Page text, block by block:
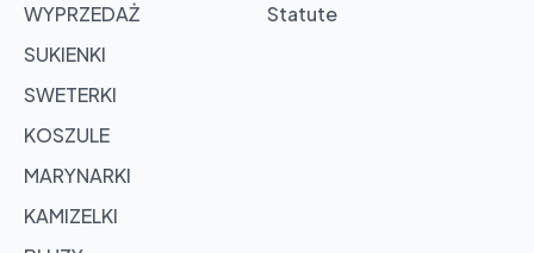
WYPRZEDAŻ
SUKIENKI
SWETERKI
KOSZULE
MARYNARKI
KAMIZELKI
Statute